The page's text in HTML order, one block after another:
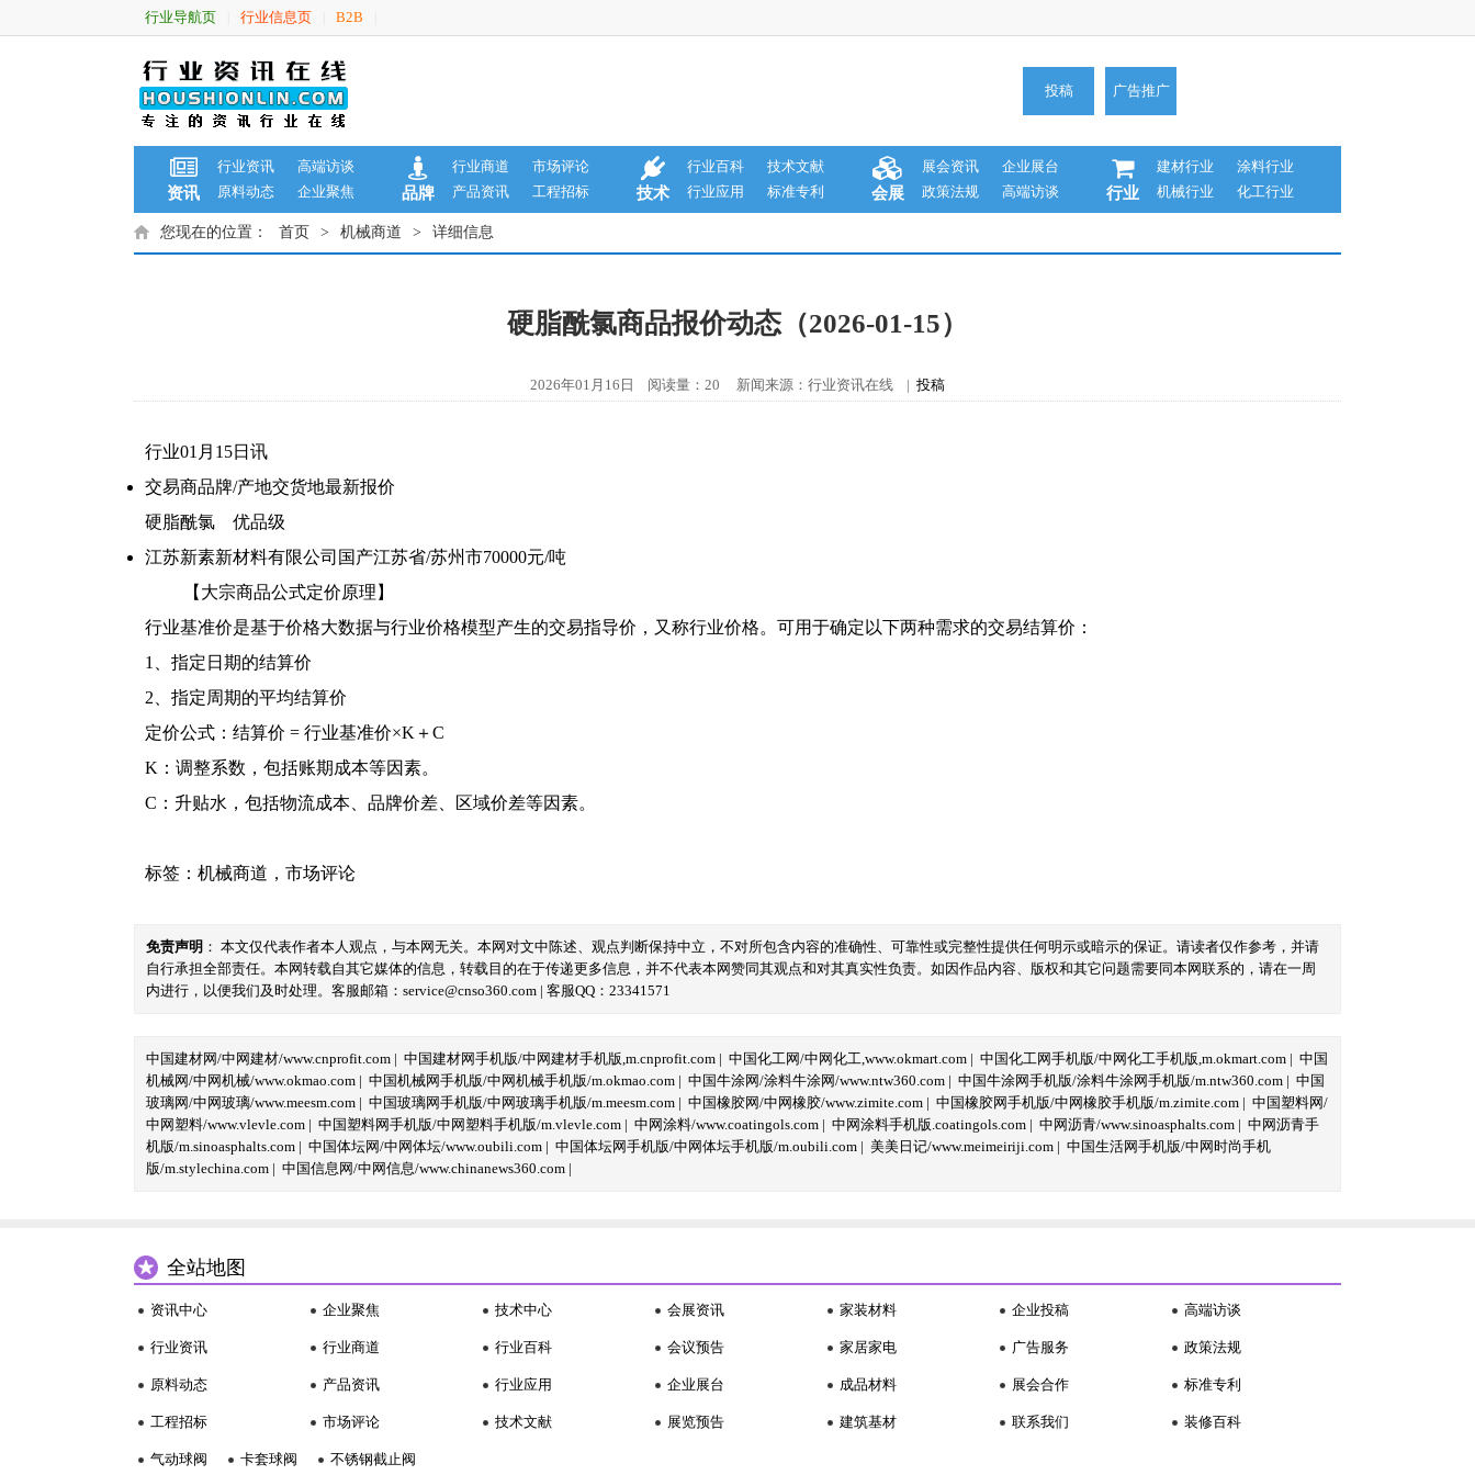
行业导航页 行业信息页 B2B
投稿 广告推广
资讯
行业资讯
高端访谈
原料动态
企业聚焦 品牌
行业商道
市场评论
产品资讯
工程招标 技术
行业百科
技术文献
行业应用
标准专利 会展
展会资讯
企业展台
政策法规
高端访谈 行业
建材行业
涂料行业
机械行业
化工行业
您现在的位置： 首页 > 机械商道 > 详细信息
硬脂酰氯商品报价动态（2026-01-15）
2026年01月16日 阅读量：20 新闻来源：行业资讯在线 | 投稿
行业01月15日讯
交易商品牌/产地交货地最新报价
硬脂酰氯 优品级
江苏新素新材料有限公司 国产江苏省/苏州市70000元/吨
【大宗商品公式定价原理】
行业基准价是基于价格大数据与行业价格模型产生的交易指导价，又称行业价格。可用于确定以下两种需求的交易结算价：
1、指定日期的结算价
2、指定周期的平均结算价
定价公式：结算价 = 行业基准价×K＋C
K：调整系数，包括账期成本等因素。
C：升贴水，包括物流成本、品牌价差、区域价差等因素。
标签： 机械商道 ， 市场评论
免责声明 ： 本文仅代表作者本人观点，与本网无关。本网对文中陈述、观点判断保持中立，不对所包含内容的准确性、可靠性或完整性提供任何明示或暗示的保证。请读者仅作参考，并请
自行承担全部责任。本网转载自其它媒体的信息，转载目的在于传递更多信息，并不代表本网赞同其观点和对其真实性负责。如因作品内容、版权和其它问题需要同本网联系的，请在一周
内进行，以便我们及时处理。客服邮箱：service@cnso360.com | 客服QQ：23341571
中国建材网/中网建材/www.cnprofit.com | 中国建材网手机版/中网建材手机版,m.cnprofit.com | 中国化工网/中网化工,www.okmart.com | 中国化工网手机版/中网化工手机版,m.okmart.com | 中国
机械网/中网机械/www.okmao.com | 中国机械网手机版/中网机械手机版/m.okmao.com | 中国牛涂网/涂料牛涂网/www.ntw360.com | 中国牛涂网手机版/涂料牛涂网手机版/m.ntw360.com | 中国
玻璃网/中网玻璃/www.meesm.com | 中国玻璃网手机版/中网玻璃手机版/m.meesm.com | 中国橡胶网/中网橡胶/www.zimite.com | 中国橡胶网手机版/中网橡胶手机版/m.zimite.com | 中国塑料网/
中网塑料/www.vlevle.com | 中国塑料网手机版/中网塑料手机版/m.vlevle.com | 中网涂料/www.coatingols.com | 中网涂料手机版.coatingols.com | 中网沥青/www.sinoasphalts.com | 中网沥青手
机版/m.sinoasphalts.com | 中国体坛网/中网体坛/www.oubili.com | 中国体坛网手机版/中网体坛手机版/m.oubili.com | 美美日记/www.meimeiriji.com | 中国生活网手机版/中网时尚手机
版/m.stylechina.com | 中国信息网/中网信息/www.chinanews360.com |
全站地图
资讯中心
行业资讯
原料动态
工程招标
企业聚焦
行业商道
产品资讯
市场评论
技术中心
行业百科
行业应用
技术文献
会展资讯
会议预告
企业展台
展览预告
家装材料
家居家电
成品材料
建筑基材
企业投稿
广告服务
展会合作
联系我们
高端访谈
政策法规
标准专利
装修百科
气动球阀 卡套球阀 不锈钢截止阀